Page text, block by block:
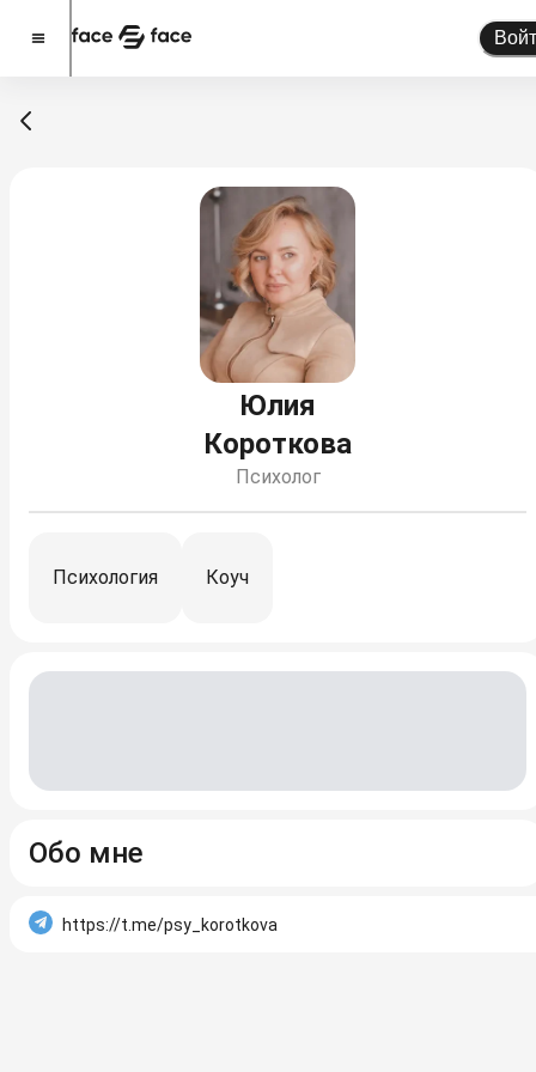
Помочь проекту
О проекте
Новости
Спикеры
Партнерство
Тарифы
Юлия
Короткова
Психолог
Психология Коуч
Обо мне
https://t.me/psy_korotkova